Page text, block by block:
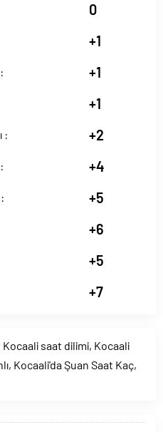
0
+1
+1
+1
: +2
+4
+5
+6
+5
+7
Kocaali saat dilimi, Kocaali
, Kocaali'da Şuan Saat Kaç,